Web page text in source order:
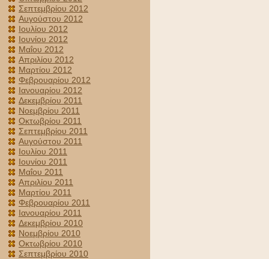
Σεπτεμβρίου 2012
Αυγούστου 2012
Ιουλίου 2012
Ιουνίου 2012
Μαΐου 2012
Απριλίου 2012
Μαρτίου 2012
Φεβρουαρίου 2012
Ιανουαρίου 2012
Δεκεμβρίου 2011
Νοεμβρίου 2011
Οκτωβρίου 2011
Σεπτεμβρίου 2011
Αυγούστου 2011
Ιουλίου 2011
Ιουνίου 2011
Μαΐου 2011
Απριλίου 2011
Μαρτίου 2011
Φεβρουαρίου 2011
Ιανουαρίου 2011
Δεκεμβρίου 2010
Νοεμβρίου 2010
Οκτωβρίου 2010
Σεπτεμβρίου 2010